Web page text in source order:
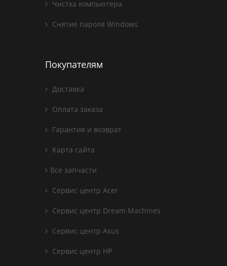
Чистка компьютера
Снятие пароля Windows
Покупателям
Доставка
Оплата заказа
Гарантия и возврат
Карта сайта
Все запчасти
Сервис центр Acer
Сервис центр Dream Machines
Сервис центр Asus
Сервис центр HP